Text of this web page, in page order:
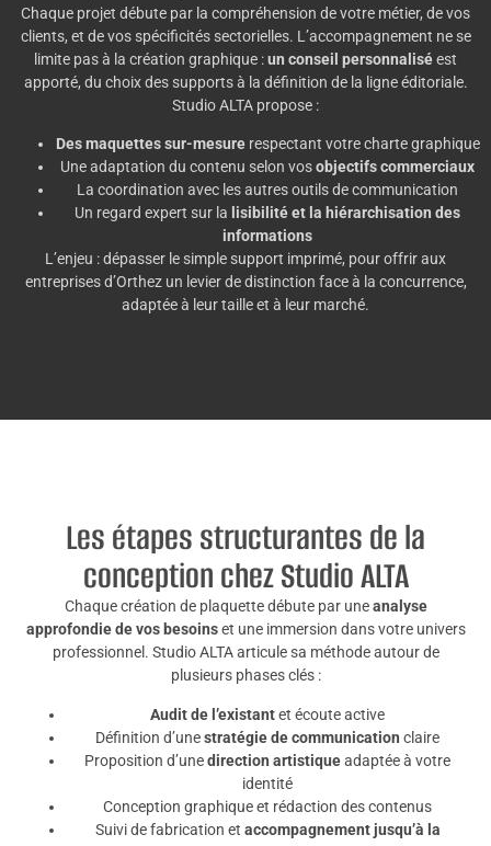
Chaque projet débute par la compréhension de votre métier, de vos
clients, et de vos spécificités sectorielles. L’accompagnement ne se
limite pas à la création graphique :un conseil personnaliséest
apporté, du choix des supports à la définition de la ligne éditoriale.
Studio ALTA propose :
Des maquettes sur-mesurerespectant votre charte graphique
Une adaptation du contenu selon vosobjectifs commerciaux
La coordination avec les autres outils de communication
Un regard expert sur la lisibilité et la hiérarchisation des
informations
L’enjeu : dépasser le simple support imprimé, pour offrir aux
entreprises d’Orthez un levier de distinction face à la concurrence,
adaptée à leur taille et à leur marché.
Les étapes structurantes de la
conception chez Studio ALTA
Chaque création de plaquette débute par uneanalyse
approfondie de vos besoinset une immersion dans votre univers
professionnel. Studio ALTA articule sa méthode autour de
plusieurs phases clés :
Audit de l’existantet écoute active
Définition d’unestratégie de communication claire
Proposition d’unedirection artistiqueadaptée à votre
identité
Conception graphique et rédaction des contenus
Suivi de fabrication et accompagnement jusqu’à la